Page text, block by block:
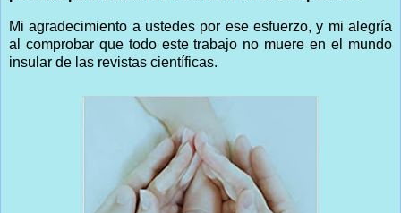
Mi agradecimiento a ustedes por ese esfuerzo, y mi alegría
al comprobar que todo este trabajo no muere en el mundo
insular de las revistas científicas.